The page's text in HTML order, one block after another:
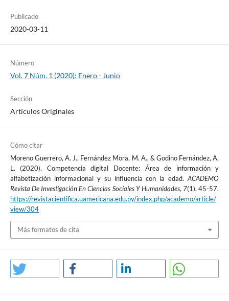
Publicado
2020-03-11
Número
Vol. 7 Núm. 1 (2020): Enero - Junio
Sección
Artículos Originales
Cómo citar
Moreno Guerrero, A. J., Fernández Mora, M. A., & Godino Fernández, A.
L. (2020). Competencia digital Docente: Área de información y
alfabetización informacional y su influencia con la edad.ACADEMO
Revista De Investigación En Ciencias Sociales Y Humanidades, 7(1), 45-57.
https://revistacientifica.uamericana.edu.py/index.php/academo/article/
view/304
Más formatos de cita